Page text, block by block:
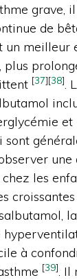
grave,
de
un meilleur
[37][38].
et
sont
les
à
[39]. Il